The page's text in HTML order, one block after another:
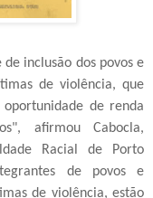
inclusão dos povos e
de violência, que
de renda
afirmou Cabocla,
Racial de Porto
de povos e
de violência, estão